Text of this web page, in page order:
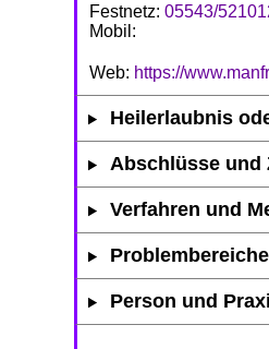
Festnetz: 05543/
Mobil:
Web: https://
Heilerlaubnis
Abschlüsse und
Verfahren und
Person und